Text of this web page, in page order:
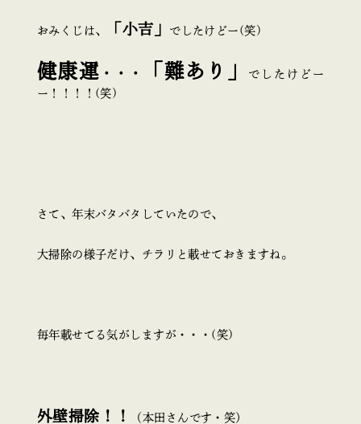
おみくじは、 「小吉」 でしたけどー(笑)
健康運 ・・・ 「難あり」
でしたけどー
ー！！！！(笑)
さて、年末バタバタしていたので、
大掃除の様子だけ、チラリと載せておきますね。
毎年載せてる気がしますが・・・(笑)
外壁掃除！！ （本田さんです・笑）